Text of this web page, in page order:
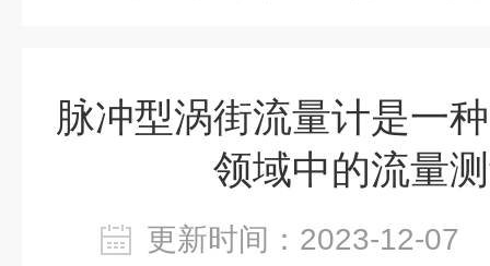
脉冲型涡街流量计是一
领域中的流量
更新时间：2023-12-